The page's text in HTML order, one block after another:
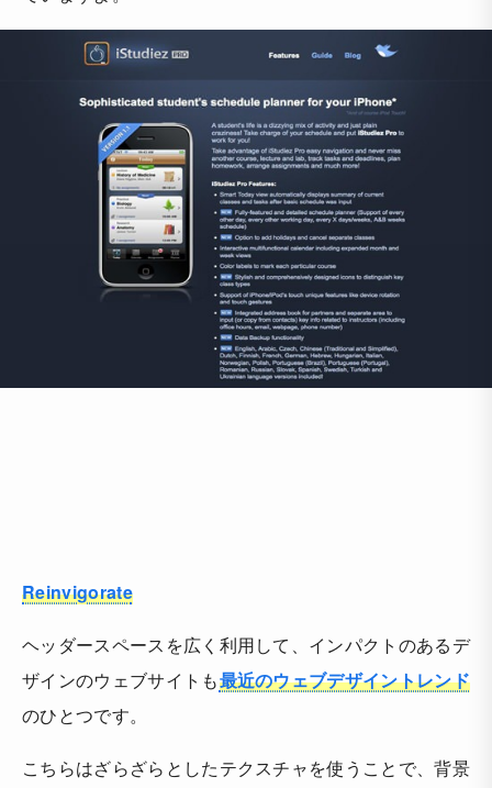
Reinvigorate
ヘッダースペースを広く利用して、インパクトのあるデ
ザインのウェブサイトも最近のウェブデザイントレンド
のひとつです。
こちらはざらざらとしたテクスチャを使うことで、背景